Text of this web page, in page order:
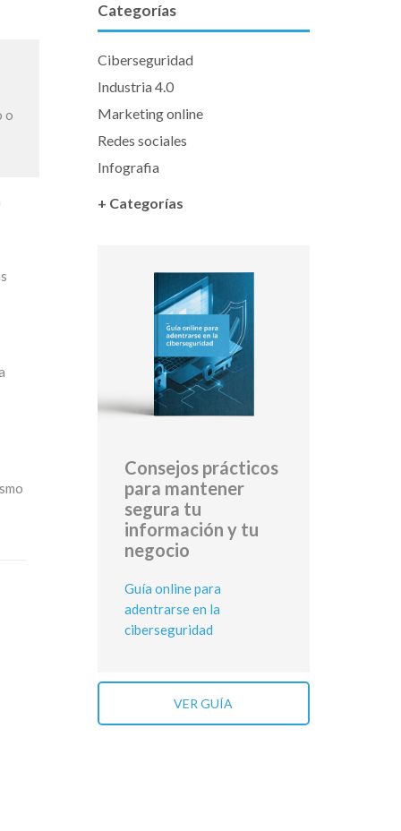
o
Categorías
Ciberseguridad
Industria 4.0
Marketing online
Redes sociales
Infografia
+ Categorías
Consejos prácticos
para mantener
segura tu
información y tu
negocio
Guía online para
adentrarse en la
ciberseguridad
VER GUÍA